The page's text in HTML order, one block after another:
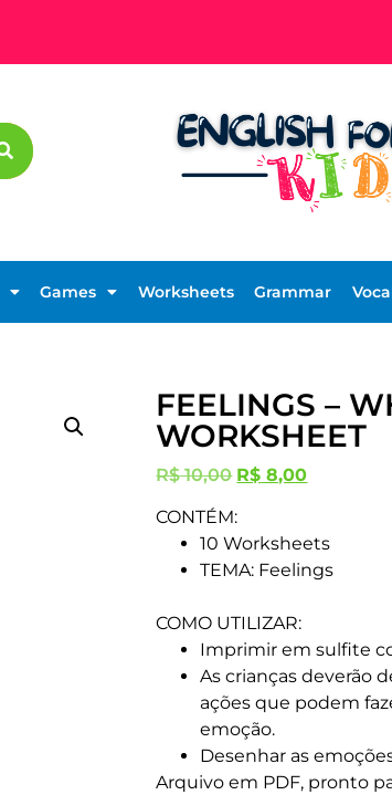
Games Worksheets Grammar
FEELINGS –
WORKSHEET
R$10,00 R$ 8,00
CONTÉM:
10 Worksheets
TEMA: Feelings
COMO UTILIZAR:
Imprimir em sulfite
As crianças deverão
ações que podem
emoção.
Desenhar as
Arquivo em PDF, pronto